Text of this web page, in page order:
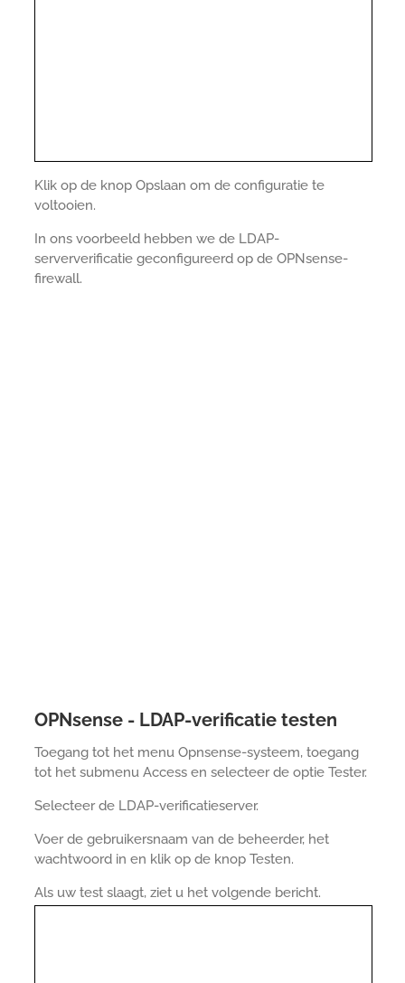
Klik op de knop Opslaan om de configuratie te
voltooien.
In ons voorbeeld hebben we de LDAP-
serververificatie geconfigureerd op de OPNsense-
firewall.
OPNsense - LDAP-verificatie testen
Toegang tot het menu Opnsense-systeem, toegang
tot het submenu Access en selecteer de optie Tester.
Selecteer de LDAP-verificatieserver.
Voer de gebruikersnaam van de beheerder, het
wachtwoord in en klik op de knop Testen.
Als uw test slaagt, ziet u het volgende bericht.